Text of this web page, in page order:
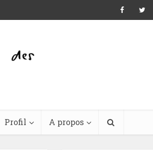
Profil A propos